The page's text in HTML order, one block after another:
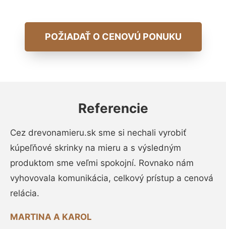
POŽIADAŤ O CENOVÚ PONUKU
Referencie
Cez drevonamieru.sk sme si nechali vyrobiť
kúpeľňové skrinky na mieru a s výsledným
produktom sme veľmi spokojní. Rovnako nám
vyhovovala komunikácia, celkový prístup a cenová
relácia.
MARTINA A KAROL